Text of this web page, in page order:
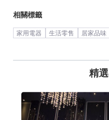
相關標籤
家用電器 生活零售 居家品味
精